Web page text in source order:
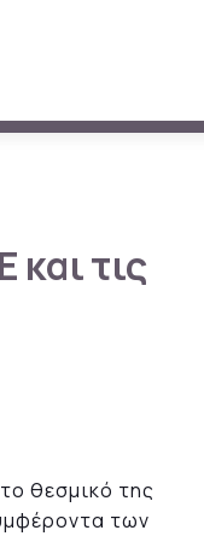
τις
θεσμικό της
των